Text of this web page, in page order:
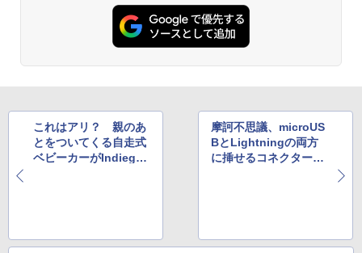
これはアリ？ 親のあ
とをついてくる自走式
ベビーカーがIndiegog
摩訶不思議、microUS
BとLightningの両方
に挿せるコネクター採